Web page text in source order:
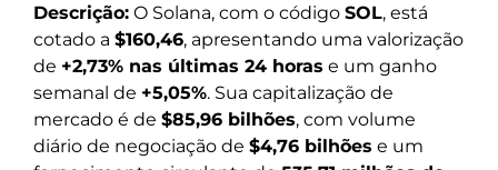
Descrição: O Solana, com o código SOL, está
cotado a $160,46, apresentando uma valorização
de +2,73% nas últimas 24 horas e um ganho
semanal de +5,05%. Sua capitalização de
mercado é de $85,96 bilhões, com volume
diário de negociação de $4,76 bilhões e um